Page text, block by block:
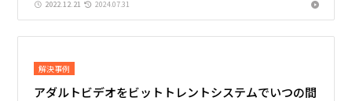
2022.12.21 2024.07.31
解決事例
アダルトビデオをビットトレントシステムでいつの間